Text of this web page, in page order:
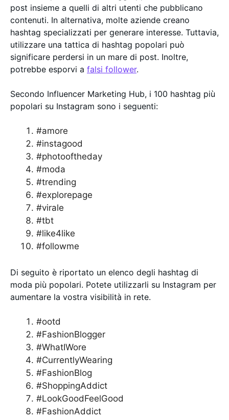
post insieme a quelli di altri utenti che pubblicano
contenuti. In alternativa, molte aziende creano
hashtag specializzati per generare interesse. Tuttavia,
utilizzare una tattica di hashtag popolari può
significare perdersi in un mare di post. Inoltre,
potrebbe esporvi a falsi follower.
Secondo Influencer Marketing Hub, i 100 hashtag più
popolari su Instagram sono i seguenti:
#amore
#instagood
#photooftheday
#moda
#trending
#explorepage
#virale
#tbt
#like4like
#followme
Di seguito è riportato un elenco degli hashtag di
moda più popolari. Potete utilizzarli su Instagram per
aumentare la vostra visibilità in rete.
#ootd
#FashionBlogger
#WhatIWore
#CurrentlyWearing
#FashionBlog
#ShoppingAddict
#LookGoodFeelGood
#FashionAddict